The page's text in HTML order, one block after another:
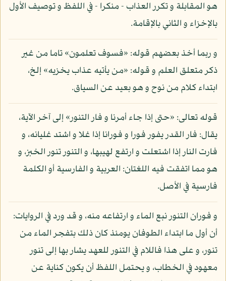
هو المقابلة و تكرر العذاب - منكرا - في اللفظ و توصيف الأول
بالإخزاء و الثاني بالإقامة.
و ربما أخذ بعضهم قوله: «فسوف تعلمون» تاما من غير
ذكر متعلق العلم و قوله: «من يأتيه عذاب يخزيه» إلخ،
ابتداء كلام من نوح و هو بعيد عن السياق.
قوله تعالى: «حتى إذا جاء أمرنا و فار التنور» إلى آخر الآية،
يقال: فار القدر يفور فورا و فورانا إذا غلا و اشتد غليانه، و
فارت النار إذا اشتعلت و ارتفع لهيبها، و التنور تنور الخبز، و
هو مما اتفقت فيه اللغتان: العربية و الفارسية أو الكلمة
فارسية في الأصل.
و فوران التنور نبع الماء و ارتفاعه منه، و قد ورد في الروايات:
أن أول ما ابتداء الطوفان يومئذ كان ذلك بتفجر الماء من
تنور، و على هذا فاللام في التنور للعهد يشار بها إلى تنور
معهود في الخطاب، و يحتمل اللفظ أن يكون كناية عن